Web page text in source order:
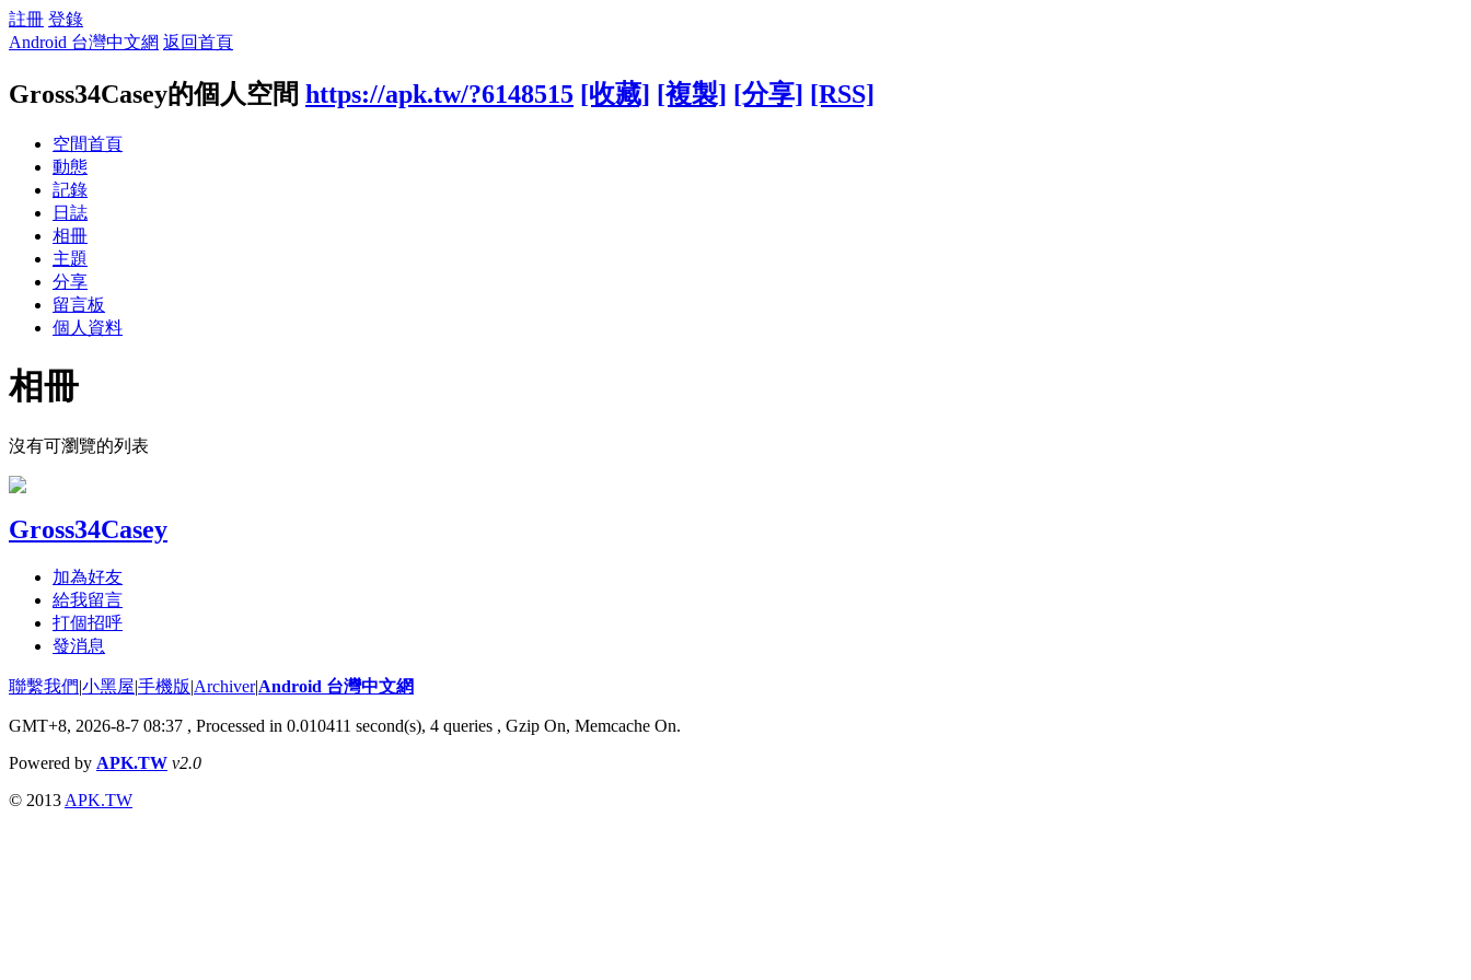
註冊 登錄
Android 台灣中文網 返回首頁
Gross34Casey的個人空間 https://apk.tw/?6148515 [收藏] [複製] [分享] [RSS]
空間首頁
動態
記錄
日誌
相冊
主題
分享
留言板
個人資料
相冊
沒有可瀏覽的列表
Gross34Casey
加為好友
給我留言
打個招呼
發消息
聯繫我們|小黑屋|手機版|Archiver|Android 台灣中文網
GMT+8, 2026-8-7 08:37 , Processed in 0.010411 second(s), 4 queries , Gzip On, Memcache On.
Powered by APK.TW v2.0
© 2013 APK.TW